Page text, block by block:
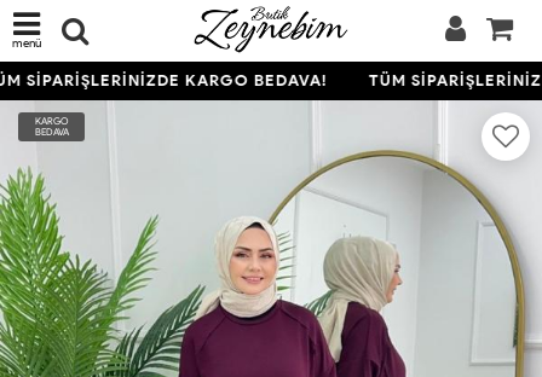
menü
SİPARİŞLERİNİZDE KARGO BEDAVA! TÜM
KARGO
BEDAVA